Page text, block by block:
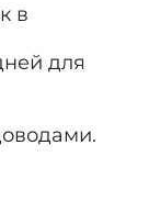
в
для